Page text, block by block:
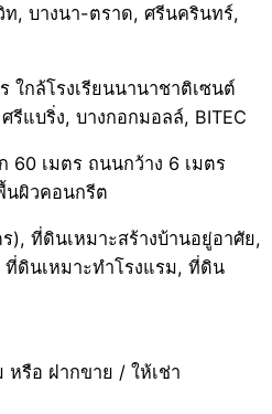
ท, บางนา-ตราด, ศรีนครินทร์,
ใกล้โรงเรียนนานาชาติเซนต์
รีแบริ่ง, บางกอกมอลล์, BITEC
60 เมตร ถนนกว้าง 6 เมตร
ผิวคอนกรีต
), ที่ดินเหมาะสร้างบ้านอยู่อาศัย,
ดินเหมาะทำโรงแรม, ที่ดิน
หรือ ฝากขาย / ให้เช่า